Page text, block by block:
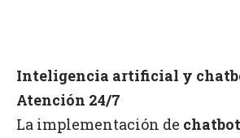
Inteligencia artificial y
Atención 24/7
La implementación de